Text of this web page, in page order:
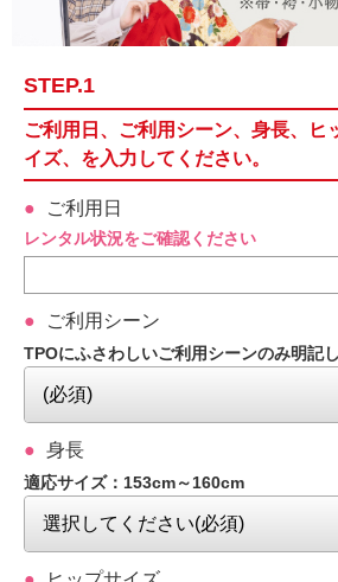
STEP.1
ご利用日、ご利用シーン、身長、ヒ
イズ、を入力してください。
ご利用日
レンタル状況をご確認ください
ご利用シーン
TPOにふさわしいご利用シーンのみ明記
身長
適応サイズ：153cm～160cm